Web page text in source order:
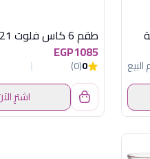
EGP1085
0
(0)
اشترِ